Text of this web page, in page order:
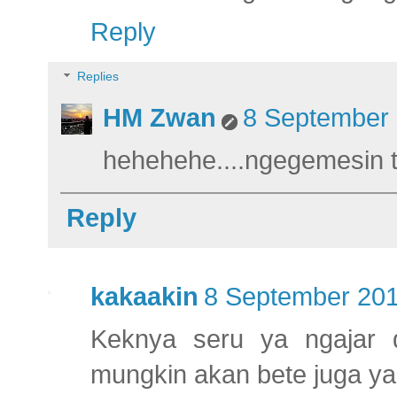
Reply
Replies
HM Zwan
8
hehehehe....ngegemesin
Reply
kakaakin 8 September
Keknya seru ya ngajar
mungkin akan bete juga